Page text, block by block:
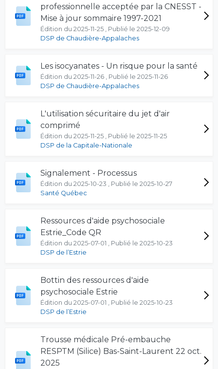
professionnelle acceptée par la CNESST -
Mise à jour sommaire 1997-2021
Édition du 2025-11-25 , Publié le 2025-12-09
DSP de Chaudière-Appalaches
Les isocyanates - Un risque pour la santé
Édition du 2025-11-26 , Publié le 2025-11-26
DSP de Chaudière-Appalaches
L'utilisation sécuritaire du jet d'air
comprimé
Édition du 2025-11-25 , Publié le 2025-11-25
DSP de la Capitale-Nationale
Signalement - Processus
Édition du 2025-10-23 , Publié le 2025-10-27
Santé Québec
Ressources d'aide psychosociale
Estrie_Code QR
Édition du 2025-07-01 , Publié le 2025-10-23
DSP de l’Estrie
Bottin des ressources d'aide
psychosociale Estrie
Édition du 2025-07-01 , Publié le 2025-10-23
DSP de l’Estrie
Trousse médicale Pré-embauche
RESPTM (Silice) Bas-Saint-Laurent 22 oct.
2025